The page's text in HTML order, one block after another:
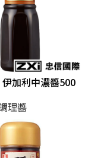
伊加利中濃醬500
理醬